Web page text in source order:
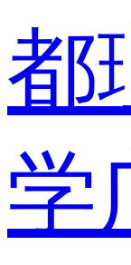
都
学